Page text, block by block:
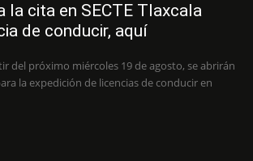
la cita en SECTE Tlaxcala
de conducir, aquí
del próximo miércoles 19 de agosto, se abrirán
la expedición de licencias de conducir en